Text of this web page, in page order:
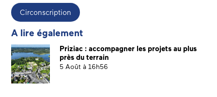
Circonscription
A lire également
Priziac : accompagner les projets au plus
près du terrain
5 Août à 16h56